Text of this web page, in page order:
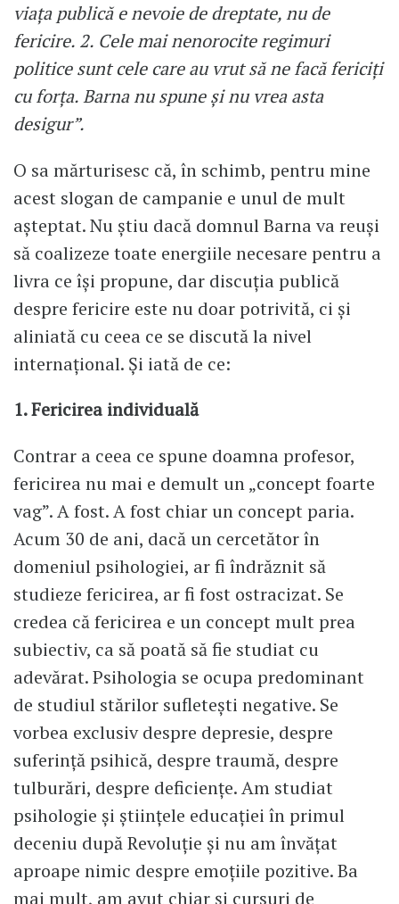
viaţa publică e nevoie de dreptate, nu de
fericire. 2. Cele mai nenorocite regimuri
politice sunt cele care au vrut să ne facă fericiţi
cu forţa. Barna nu spune şi nu vrea asta
desigur”.
O sa mărturisesc că, în schimb, pentru mine
acest slogan de campanie e unul de mult
aşteptat. Nu ştiu dacă domnul Barna va reuşi
să coalizeze toate energiile necesare pentru a
livra ce îşi propune, dar discuţia publică
despre fericire este nu doar potrivită, ci şi
aliniată cu ceea ce se discută la nivel
internaţional. Şi iată de ce:
1. Fericirea individuală
Contrar a ceea ce spune doamna profesor,
fericirea nu mai e demult un „concept foarte
vag”. A fost. A fost chiar un concept paria.
Acum 30 de ani, dacă un cercetător în
domeniul psihologiei, ar fi îndrăznit să
studieze fericirea, ar fi fost ostracizat. Se
credea că fericirea e un concept mult prea
subiectiv, ca să poată să fie studiat cu
adevărat. Psihologia se ocupa predominant
de studiul stărilor sufleteşti negative. Se
vorbea exclusiv despre depresie, despre
suferinţă psihică, despre traumă, despre
tulburări, despre deficienţe. Am studiat
psihologie şi ştiinţele educaţiei în primul
deceniu după Revoluţie şi nu am învăţat
aproape nimic despre emoţiile pozitive. Ba
mai mult, am avut chiar şi cursuri de